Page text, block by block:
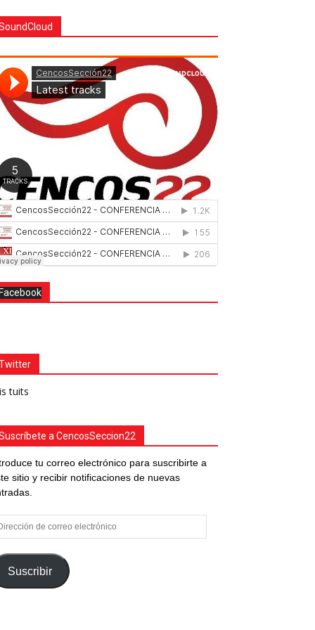
Facebook
tuits
a CencosSeccion22
tu correo electrónico para suscribirte a
sitio y recibir notificaciones de nuevas
Suscribir